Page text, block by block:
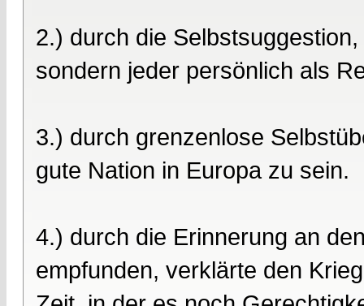
2.) durch die
sondern jeder persönlich als
3.) durch grenzenlose
gute Nation in Europa zu sein.
4.) durch die Erinnerung an
empfunden, verklärte den